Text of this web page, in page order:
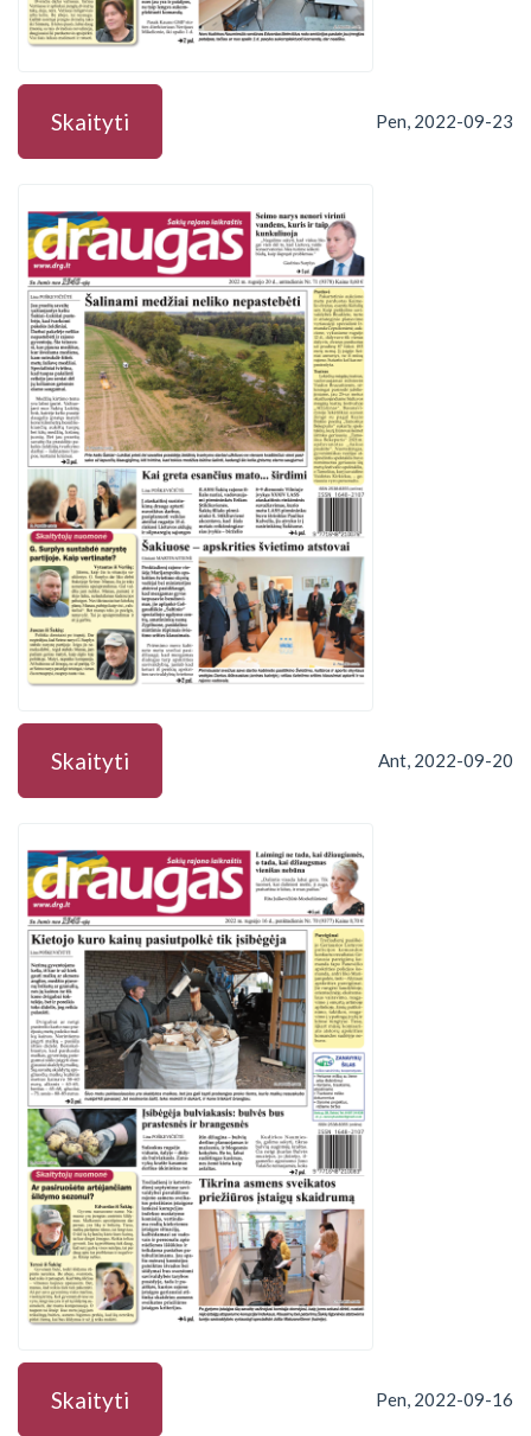
Skaityti Pen, 2022-09-23
Skaityti Ant, 2022-09-20
Skaityti Pen, 2022-09-16